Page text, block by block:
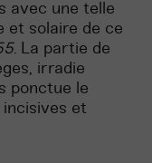
avec une telle
et solaire de ce
. La partie de
, irradie
ponctue le
incisives et